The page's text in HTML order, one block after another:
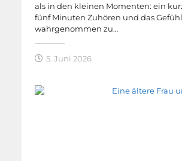
als in den kleinen Momenten: ein
fünf Minuten Zuhören und das
wahrgenommen zu…
5. Juni 2026